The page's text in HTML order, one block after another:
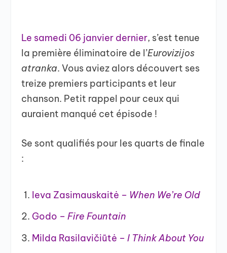
Le samedi 06 janvier dernier, s’est tenue
la première éliminatoire de l’Eurovizijos
atranka. Vous aviez alors découvert ses
treize premiers participants et leur
chanson. Petit rappel pour ceux qui
auraient manqué cet épisode !
Se sont qualifiés pour les quarts de finale
:
Ieva Zasimauskaitė – When We’re Old
Godo – Fire Fountain
Milda Rasilavičiūtė – I Think About You